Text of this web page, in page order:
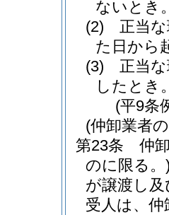
ないとき
(2)
正当
た日から
(3)
正当
したとき
(平9条
(仲卸業者
第23条
仲
のに限る。
が譲渡し
受人は、